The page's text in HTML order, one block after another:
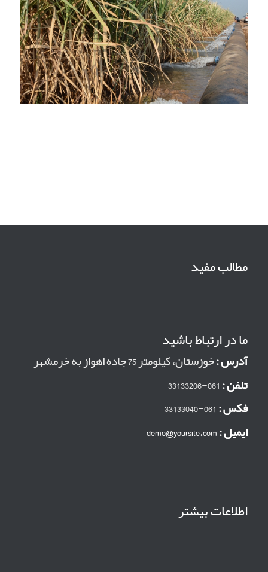
مطالب مفید
ما در ارتباط باشید
آدرس :خوزستان، کیلومتر 75 جاده اهواز به خرمشهر
تلفن :
فکس :
ایمیل :demo@yoursite.com
اطلاعات بیشتر